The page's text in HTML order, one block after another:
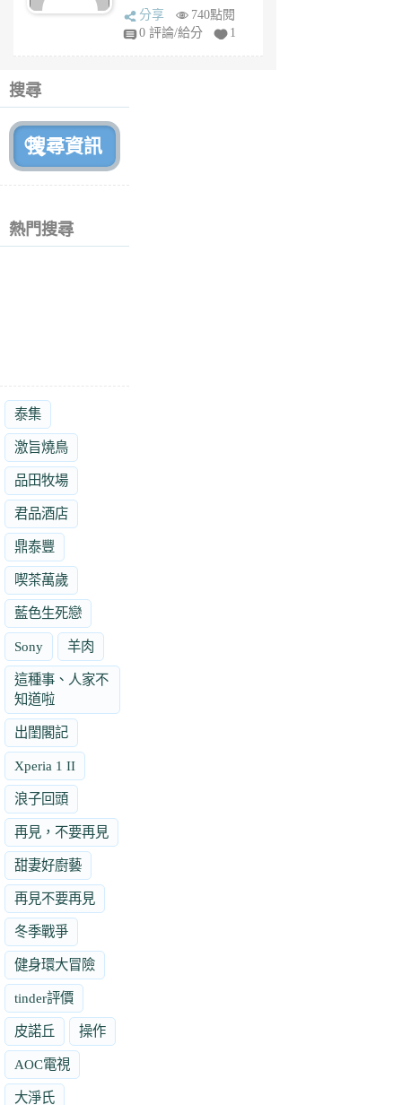
sq
fy
分享
740點閱
0 評論/給分
1
搜尋
熱門搜尋
泰集
激旨燒鳥
品田牧場
君品酒店
鼎泰豐
喫茶萬歲
藍色生死戀
Sony 羊肉
這種事、人家不
知道啦
出閨閣記
Xperia 1 II
浪子回頭
再見，不要再見
甜妻好廚藝
再見不要再見
冬季戰爭
健身環大冒險
tinder評價
皮諾丘 操作
AOC電視
大淨氏